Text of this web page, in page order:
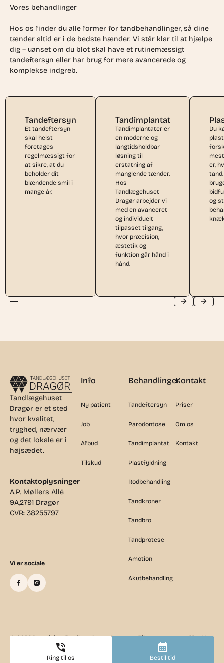
Ring til os Bestil tid
Vores behandlinger
Hos os finder du alle former for tandbehandlinger, så dine
tænder altid er i de bedste hænder. Vi står klar til at hjælpe
dig – uanset om du blot skal have et rutinemæssigt
tandeftersyn eller har brug for mere avancerede og
komplekse indgreb.
Tandeftersyn
Et tandeftersyn
skal helst
foretages
regelmæssigt for
at sikre, at du
beholder dit
blændende smil i
mange år.
Tandimplantat
Tandimplantater er
en moderne og
langtidsholdbar
løsning til
erstatning af
manglende tænder.
Hos
Tandlægehuset
Dragør arbejder vi
med en avanceret
og individuelt
tilpasset tilgang,
hvor præcision,
æstetik og
funktion går hånd i
hånd.
Du
er,
og
Tandlægehuset
Dragør er et sted
hvor kvalitet,
tryghed, nærvær
og det lokale er i
højsædet.
Kontaktoplysninger
A.P. Møllers Allé
9A,2791 Dragør
CVR: 38255797
Vi er sociale
Info
Ny patient
Job
Afbud
Tilskud
Behandlinger
Tandeftersyn
Parodontose
Tandimplantat
Plastfyldning
Rodbehandling
Tandkroner
Tandbro
Tandprotese
Amotion
Akutbehandling
Kontakt
Priser
Om os
Kontakt
©2026Copyright - Tandlægehuset Dragør Tilsynsrapport Site Map